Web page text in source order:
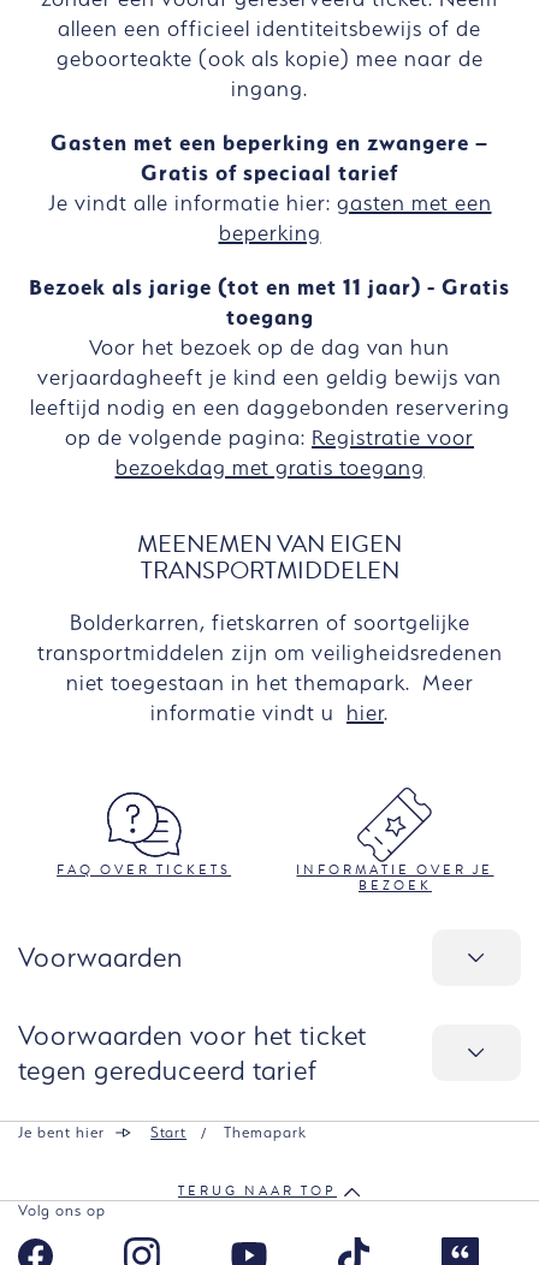
alleen een officieel identiteitsbewijs of de
geboorteakte (ook als kopie) mee naar de
ingang.
Gasten met een beperking en zwangere –
Gratis of speciaal tarief
Je vindt alle informatie hier: gasten met een
beperking
Bezoek als jarige (tot en met 11 jaar) - Gratis
toegang
Voor het bezoek op de dag van hun
verjaardagheeft je kind een geldig bewijs van
leeftijd nodig en een daggebonden reservering
op de volgende pagina: Registratie voor
bezoekdag met gratis toegang
MEENEMEN VAN EIGEN
TRANSPORTMIDDELEN
Bolderkarren, fietskarren of soortgelijke
transportmiddelen zijn om veiligheidsredenen
niet toegestaan in het themapark. Meer
informatie vindt u hier.
FAQ OVER TICKETS INFORMATIE OVER JE
BEZOEK
Voorwaarden
Voorwaarden voor het ticket
tegen gereduceerd tarief
Je bent hier Start Themapark
TERUG NAAR TOP
Volg ons op